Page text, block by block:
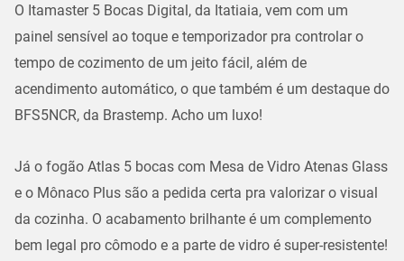
O Itamaster 5 Bocas Digital, da Itatiaia, vem com um
painel sensível ao toque e temporizador pra controlar o
tempo de cozimento de um jeito fácil, além de
acendimento automático, o que também é um destaque do
BFS5NCR, da Brastemp. Acho um luxo!
Já o fogão Atlas 5 bocas com Mesa de Vidro Atenas Glass
e o Mônaco Plus são a pedida certa pra valorizar o visual
da cozinha. O acabamento brilhante é um complemento
bem legal pro cômodo e a parte de vidro é super-resistente!